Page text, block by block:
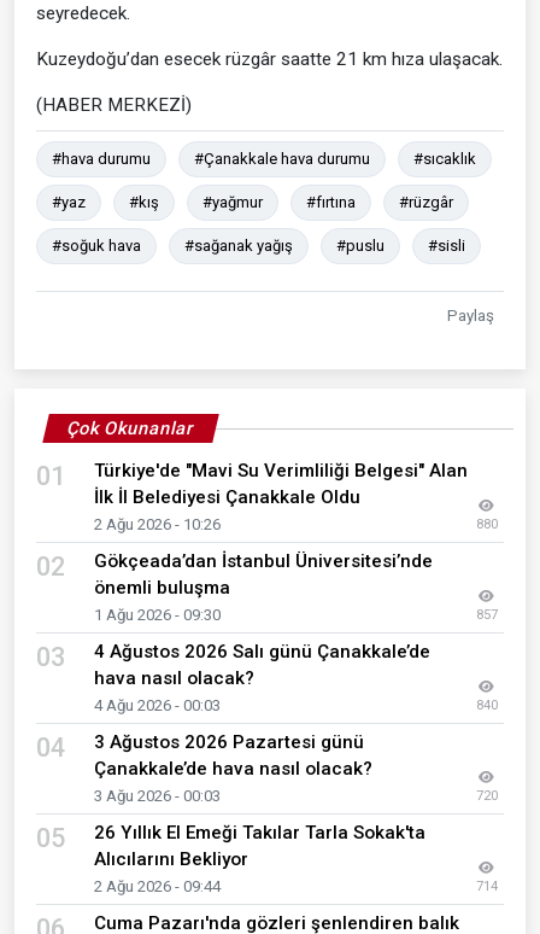
seyredecek.
Kuzeydoğu’dan esecek rüzgâr saatte 21 km hıza ulaşacak.
(HABER MERKEZİ)
#hava durumu #Çanakkale hava durumu #sıcaklık
#yaz #kış #yağmur #fırtına #rüzgâr
#soğuk hava #sağanak yağış #puslu #sisli
Paylaş
Çok Okunanlar
01
Türkiye'de "Mavi Su Verimliliği Belgesi" Alan
İlk İl Belediyesi Çanakkale Oldu
2 Ağu 2026 - 10:26 880
02
Gökçeada’dan İstanbul Üniversitesi’nde
önemli buluşma
1 Ağu 2026 - 09:30 857
03
4 Ağustos 2026 Salı günü Çanakkale’de
hava nasıl olacak?
4 Ağu 2026 - 00:03 840
04
3 Ağustos 2026 Pazartesi günü
Çanakkale’de hava nasıl olacak?
3 Ağu 2026 - 00:03 720
05
26 Yıllık El Emeği Takılar Tarla Sokak'ta
Alıcılarını Bekliyor
2 Ağu 2026 - 09:44 714
Cuma Pazarı'nda gözleri şenlendiren balık